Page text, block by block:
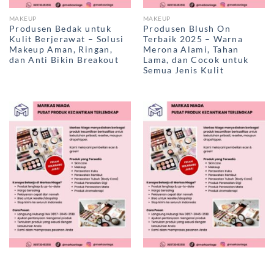
MAKEUP
Produsen Bedak untuk
Kulit Berjerawat – Solusi
Makeup Aman, Ringan,
dan Anti Bikin Breakout
MAKEUP
Produsen Blush On
Terbaik 2025 – Warna
Merona Alami, Tahan
Lama, dan Cocok untuk
Semua Jenis Kulit